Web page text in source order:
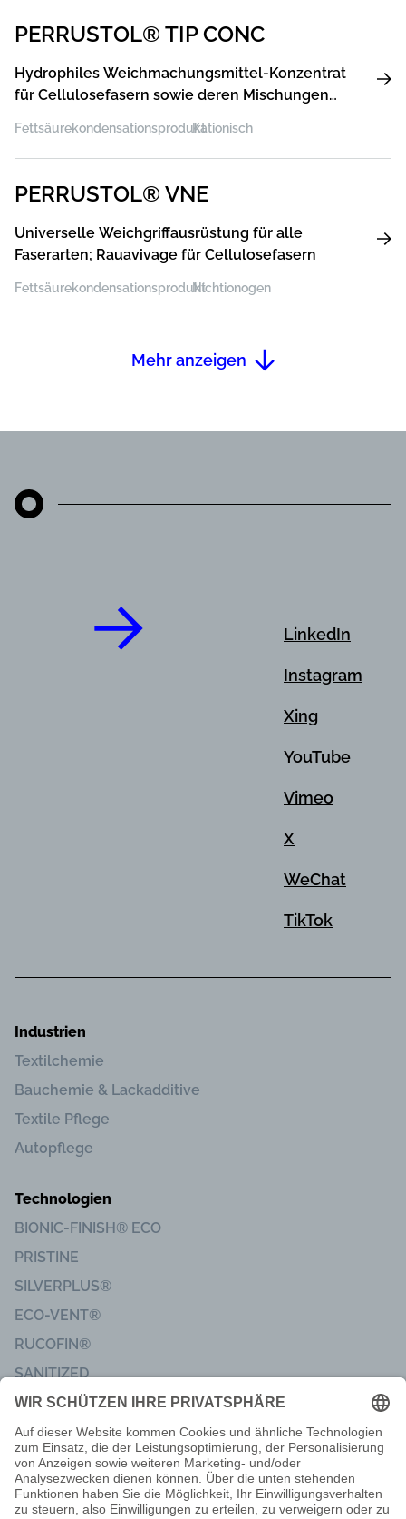
PERRUSTOL® TIP CONC
Hydrophiles Weichmachungsmittel-Konzentrat
für Cellulosefasern sowie deren Mischungen
FettsäurekondensationsproduktKationisch
PERRUSTOL® VNE
Universelle Weichgriffausrüstung für alle
Faserarten; Rauavivage für Cellulosefasern
FettsäurekondensationsproduktNichtionogen
Mehr anzeigen
LinkedIn
Instagram
Xing
YouTube
Vimeo
X
WeChat
TikTok
Industrien
Textilchemie
Bauchemie & Lackadditive
Textile Pflege
Autopflege
Technologien
BIONIC-FINISH® ECO
PRISTINE
SILVERPLUS®
ECO-VENT®
RUCOFIN®
SANITIZED
Impressum
Code of Conduct